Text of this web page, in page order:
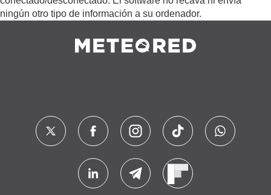
ningún otro tipo de información a su ordenador.